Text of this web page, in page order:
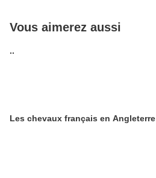
Vous aimerez aussi
..
Les chevaux français en Angleterre